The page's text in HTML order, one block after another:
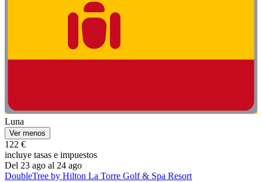
Luna
Ver menos
122 €
incluye tasas e impuestos
Del 23 ago al 24 ago
DoubleTree by Hilton La Torre Golf & Spa Resort